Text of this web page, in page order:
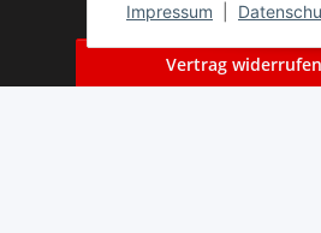
Impressum
Vertrag widerrufen